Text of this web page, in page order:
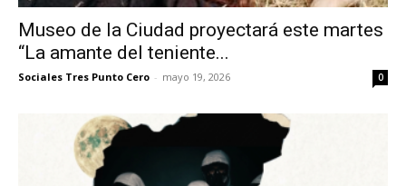
Museo de la Ciudad proyectará este martes
“La amante del teniente...
Sociales Tres Punto Cero - mayo 19, 2026 0